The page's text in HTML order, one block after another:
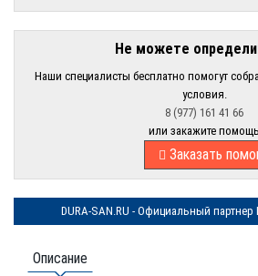
Не можете
Наши специалисты бесплатно помогут
условия.
8 (977) 161 41 66
или закажите помощь
Заказать
DURA-SAN.RU - Официальный партнер
Описание